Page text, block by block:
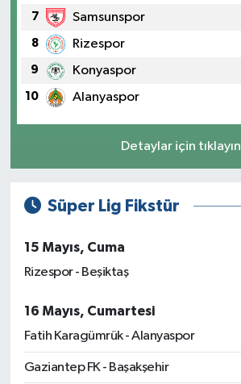
7 Samsunspor
8 Rizespor
9 Konyaspor
10 Alanyaspor
Detaylar için tıklayın
Süper Lig Fikstür
15 Mayıs, Cuma
Rizespor - Beşiktaş
16 Mayıs, Cumartesi
Fatih Karagümrük - Alanyaspor
Gaziantep FK - Başakşehir